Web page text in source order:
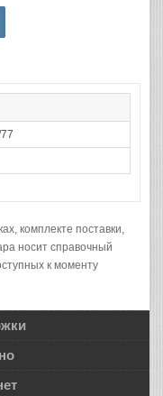
комплекте поставки,
носит справочный
к моменту